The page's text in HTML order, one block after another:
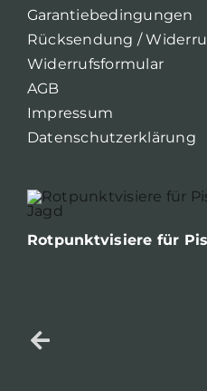
Garantiebedingungen
Rücksendung /
Widerrufsformular
AGB
Impressum
Datenschutzerklärung
Rotpunktvisiere für